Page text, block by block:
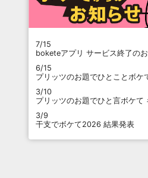
7/15
boketeアプリ サービス終了の
6/15
プリッツのお題でひとことボケ
3/10
プリッツのお題でひと言ボケて
3/9
干支でボケて2026 結果発表